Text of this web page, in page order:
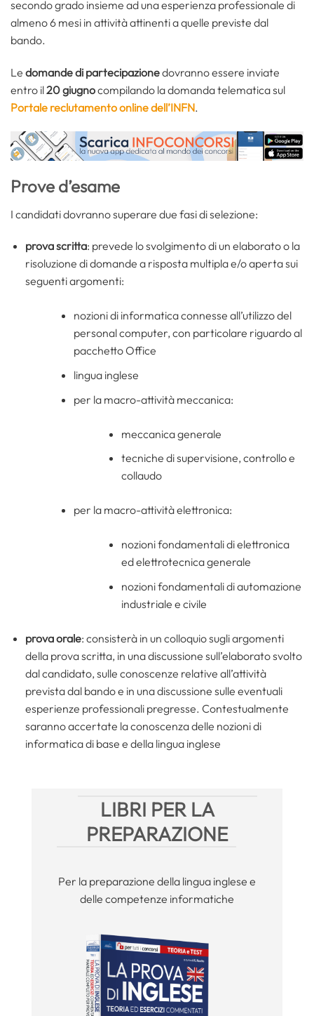
secondo grado insieme ad una esperienza professionale di
almeno 6 mesi in attività attinenti a quelle previste dal
bando.
Le domande di partecipazionedovranno essere inviate
entro il20 giugnocompilando la domanda telematica sul
Portale reclutamento online dell’INFN.
Prove d’esame
I candidati dovranno superare due fasi di selezione:
prova scritta: prevede lo svolgimento di un elaborato o la
risoluzione di domande a risposta multipla e/o aperta sui
seguenti argomenti:
nozioni di informatica connesse all’utilizzo del
personal computer, con particolare riguardo al
pacchetto Office
lingua inglese
per la macro-attività meccanica:
meccanica generale
tecniche di supervisione, controllo e
collaudo
per la macro-attività elettronica:
nozioni fondamentali di elettronica
ed elettrotecnica generale
nozioni fondamentali di automazione
industriale e civile
prova orale: consisterà in un colloquio sugli argomenti
della prova scritta, in una discussione sull’elaborato svolto
dal candidato, sulle conoscenze relative all’attività
prevista dal bando e in una discussione sulle eventuali
esperienze professionali pregresse. Contestualmente
saranno accertate la conoscenza delle nozioni di
informatica di base e della lingua inglese
LIBRI PER LA
PREPARAZIONE
Per la preparazione della lingua inglese e
delle competenze informatiche